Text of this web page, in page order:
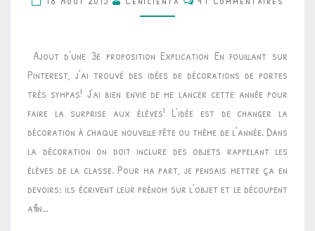
PORTE
SEPTEMBRE
Ajout d’une 3e proposition Explication En fouillant sur
Pinterest, j’ai trouvé des idées de décorations de portes
très sympas! J’ai bien envie de me lancer cette année pour
faire la surprise aux élèves! L’idée est de changer la
décoration à chaque nouvelle fête ou thème de l’année. Dans
la décoration on doit inclure des objets rappelant les
élèves de la classe. Pour ma part, je pensais mettre ça en
devoirs: ils écrivent leur prénom sur l’objet et le découpent
afin…